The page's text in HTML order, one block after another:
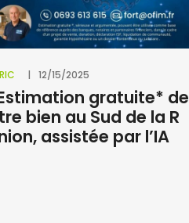
12/15/2025
gratuite* de
bien au Sud de la R
assistée par l’IA